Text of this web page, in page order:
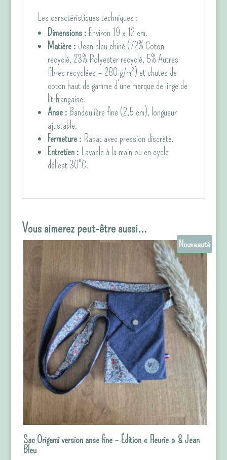
Les caractéristiques techniques :
Dimensions : Environ 19 x 12 cm.
Matière : Jean bleu chiné (72% Coton
recyclé, 23% Polyester recyclé, 5% Autres
fibres recyclées – 280 g/m²) et chutes de
coton haut de gamme d’une marque de linge de
lit française.
Anse : Bandoulière fine (2,5 cm), longueur
ajustable.
Fermeture : Rabat avec pression discrète.
Entretien : Lavable à la main ou en cycle
délicat 30°C.
Vous aimerez peut-être aussi…
Nouveauté
Sac Origami version anse fine – Édition « Fleurie » & Jean
Bleu